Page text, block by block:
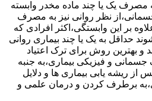
مصرف یک یا چند ماده مخدر وابسته
نظر روانی نیز به مصرف
بر این وابستگی،اکثر افرادی که
حداقل به یک یا چند بیماری روانی
بهترین روش برای ترک اعتیاد
و فیزیکی بیماری،به جنبه
از ریشه یابی بیماری ها و دلایل
برطرف کردن و درمان علمی و